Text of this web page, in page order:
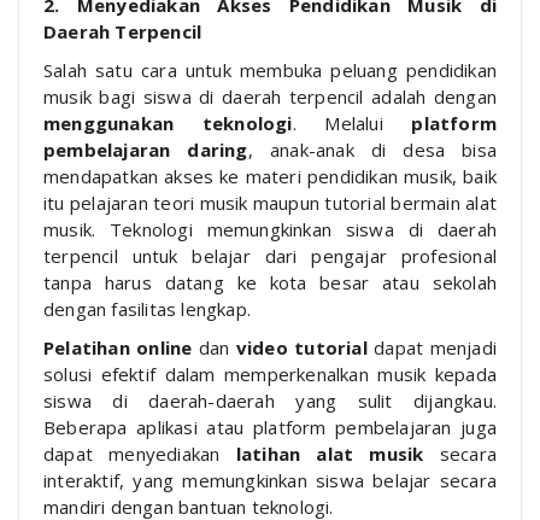
Daerah Terpencil
Salah satu cara untuk membuka peluang pendidikan
musik bagi siswa di daerah terpencil adalah dengan
menggunakan teknologi. Melalui platform
pembelajaran daring, anak-anak di desa bisa
mendapatkan akses ke materi pendidikan musik, baik
itu pelajaran teori musik maupun tutorial bermain alat
musik. Teknologi memungkinkan siswa di daerah
terpencil untuk belajar dari pengajar profesional
tanpa harus datang ke kota besar atau sekolah
dengan fasilitas lengkap.
Pelatihan online dan video tutorialdapat menjadi
solusi efektif dalam memperkenalkan musik kepada
siswa di daerah-daerah yang sulit dijangkau.
Beberapa aplikasi atau platform pembelajaran juga
dapat menyediakan latihan alat musik secara
interaktif, yang memungkinkan siswa belajar secara
mandiri dengan bantuan teknologi.